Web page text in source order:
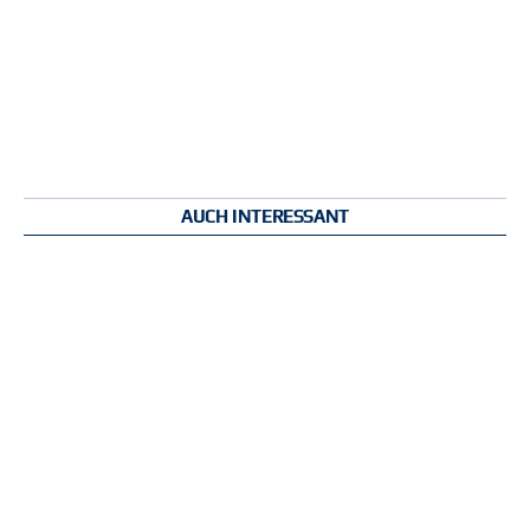
AUCH INTERESSANT